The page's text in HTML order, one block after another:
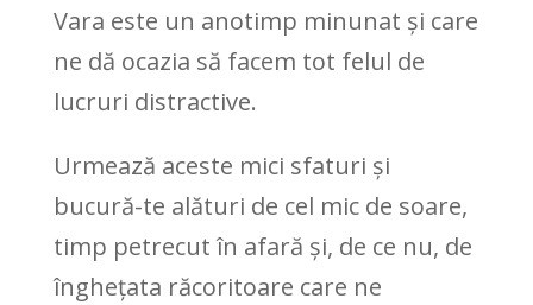
Vara este un anotimp minunat și care
ne dă ocazia să facem tot felul de
lucruri distractive.
Urmează aceste mici sfaturi și
bucură-te alături de cel mic de soare,
timp petrecut în afară și, de ce nu, de
înghețata răcoritoare care ne